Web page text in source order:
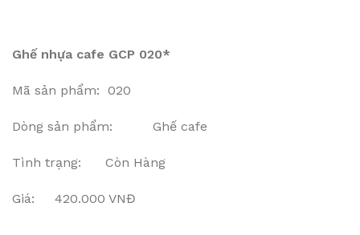
Ghế nhựa cafe GCP 020*
Mã sản phẩm: 020
Dòng sản phẩm: Ghế cafe
Tình trạng: Còn Hàng
Giá: 420.000 VNĐ